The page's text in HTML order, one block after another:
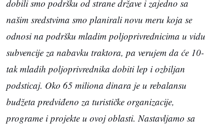
dobili smo podršku od strane države i zajedno sa
našim sredstvima smo planirali novu meru koja se
odnosi na podršku mladim poljoprivrednicima u vidu
subvencije za nabavku traktora, pa verujem da će 10-
tak mladih poljoprivrednika dobiti lep i ozbiljan
podsticaj. Oko 65 miliona dinara je u rebalansu
budžeta predviđeno za turističke organizacije,
programe i projekte u ovoj oblasti. Nastavljamo sa